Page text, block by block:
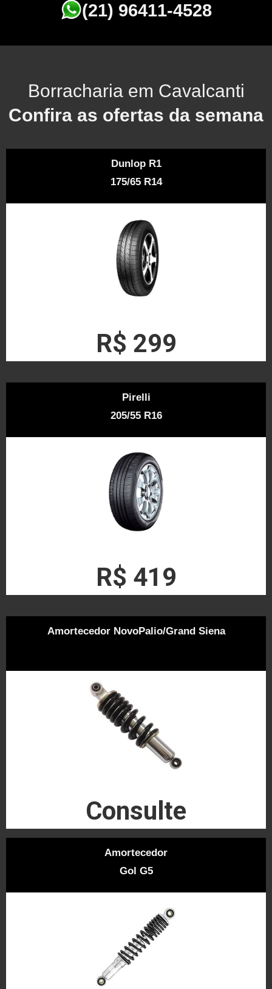
(21) 96411-4528
Borracharia em Cavalcanti
Confira as ofertas da semana
Dunlop R1
175/65 R14
R$ 299
Pirelli
205/55 R16
R$ 419
Amortecedor NovoPalio/Grand Siena
Consulte
Amortecedor
Gol G5